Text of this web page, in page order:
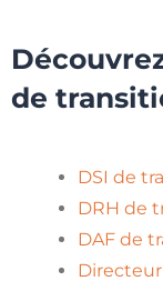
de
DSI de
DRH de
DAF de
Directeur